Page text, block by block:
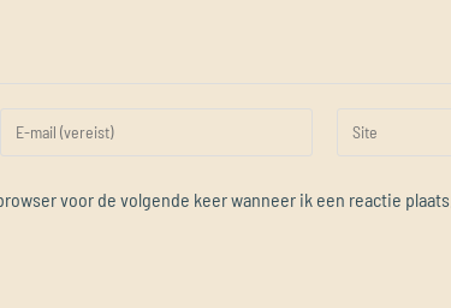
voor de volgende keer wanneer ik een reactie plaats.